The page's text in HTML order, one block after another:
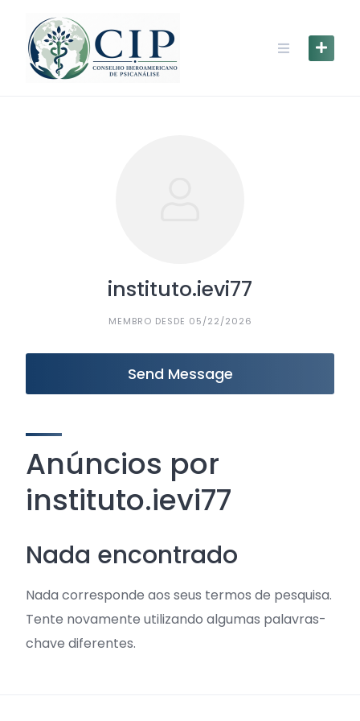
instituto.ievi77
MEMBRO DESDE 05/22/2026
Send Message
Anúncios por
instituto.ievi77
Nada encontrado
Nada corresponde aos seus termos de pesquisa.
Tente novamente utilizando algumas palavras-
chave diferentes.